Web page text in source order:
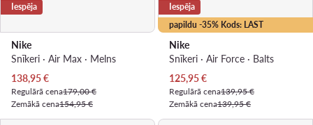
Iespēja
Nike
Snīkeri · Air Max · Melns
Pašreizējā cena
138,95€
Regulārā cena179,00 €
Zemākā cena154,95 €
papildu -35% Kods: LAST
Iespēja
Nike
Snīkeri · Air Force · Balts
Pašreizējā cena
125,95€
Regulārā cena139,95 €
Zemākā cena139,95 €